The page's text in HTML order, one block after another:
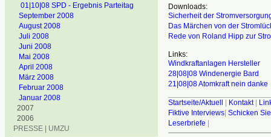
01|10|08 SPD - Ergebnis Parteitag
September 2008
August 2008
Juli 2008
Juni 2008
Mai 2008
April 2008
März 2008
Februar 2008
Januar 2008
2007
2006
PRESSE | UMZU
Downloads:
Sicherheit der
Das Märchen von der
Rede von Roland Hipp zur
Links:
Windkraftanlagen Hersteller
28|08|08 Windenergie Bard
21|08|08 Atomkraft nein danke
Startseite/Aktuell
Kontakt|
Fiktive Interviews| Schicken
Leserbriefe